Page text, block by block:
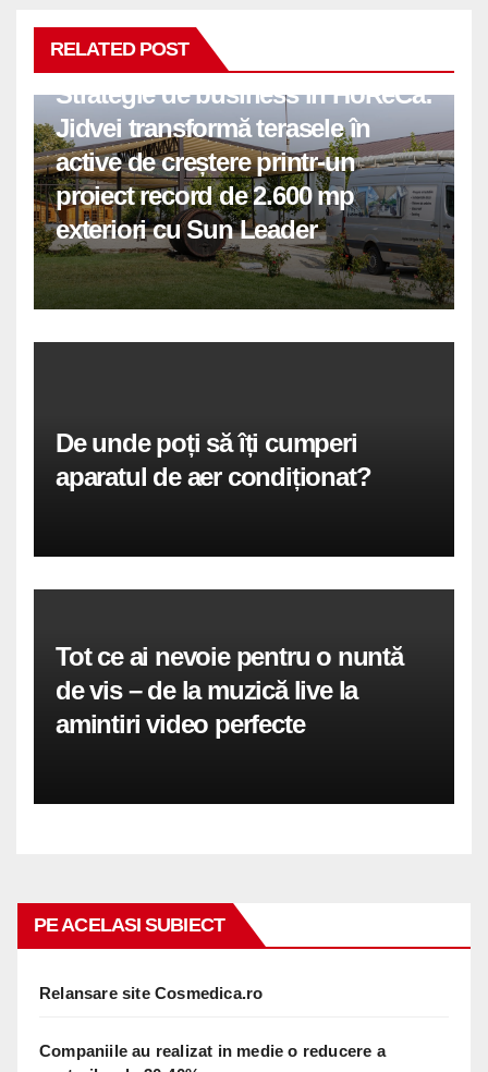
RELATED POST
Strategie de business în HoReCa:
Jidvei transformă terasele în
active de creștere printr-un
proiect record de 2.600 mp
exteriori cu Sun Leader
De unde poți să îți cumperi
aparatul de aer condiționat?
Tot ce ai nevoie pentru o nuntă
de vis – de la muzică live la
amintiri video perfecte
PE ACELASI SUBIECT
Relansare site Cosmedica.ro
Companiile au realizat in medie o reducere a